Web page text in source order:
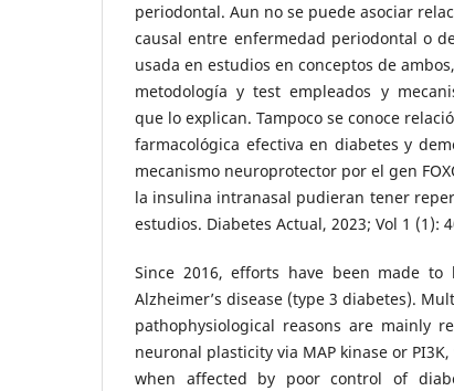
periodontal. Aun no se puede asociar
causal entre enfermedad periodontal o
usada en estudios en conceptos de ambos,
metodología y test empleados y
que lo explican. Tampoco se conoce
farmacológica efectiva en diabetes y
mecanismo neuroprotector por el gen
la insulina intranasal pudieran tener
estudios. Diabetes Actual, 2023; Vol 1 (1):
Since 2016, efforts have been made
Alzheimer’s disease (type 3 diabetes).
pathophysiological reasons are mainly
neuronal plasticity via MAP kinase or
when affected by poor control of